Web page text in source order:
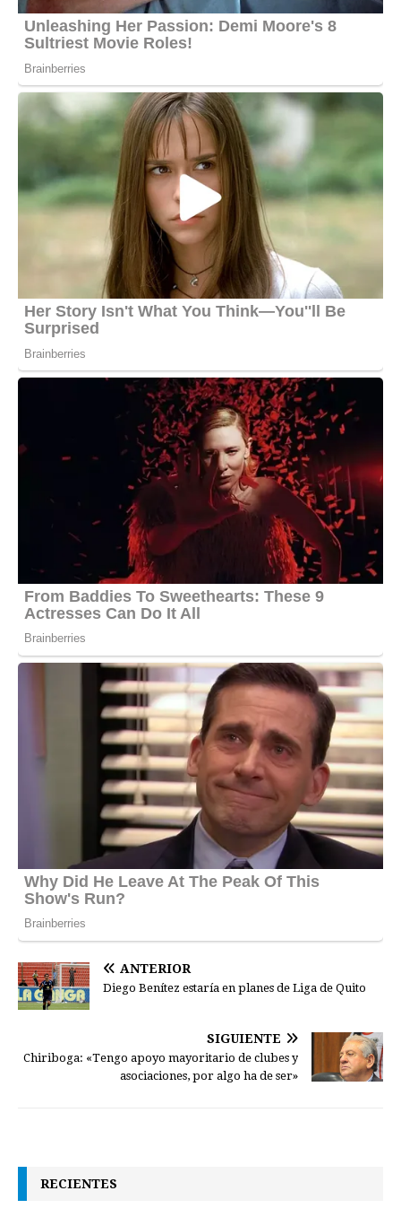
ANTERIOR
Diego Benítez estaría en planes de Liga de Quito
SIGUIENTE
Chiriboga: «Tengo apoyo mayoritario de clubes y
asociaciones, por algo ha de ser»
RECIENTES